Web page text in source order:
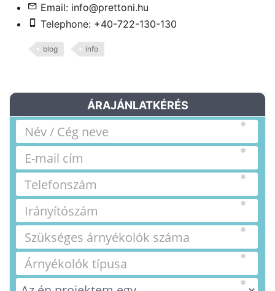
Email: info@prettoni.hu
Telephone: +40-722-130-130
blog info
ÁRAJÁNLATKÉRÉS